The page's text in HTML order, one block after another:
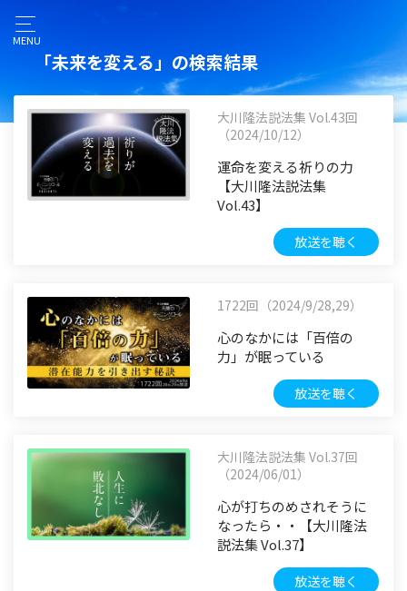
MENU
「未来を変える」の検索結果
大川隆法説法集 Vol.43回
（2024/10/12）
運命を変える祈りの力
【大川隆法説法集
Vol.43】
放送を聴く
1722回（2024/9/28,29）
心のなかには「百倍の
力」が眠っている
放送を聴く
大川隆法説法集 Vol.37回
（2024/06/01）
心が打ちのめされそうに
なったら・・【大川隆法
説法集 Vol.37】
放送を聴く